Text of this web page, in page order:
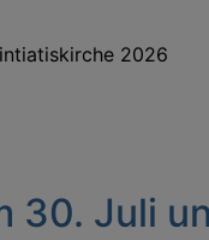
2026
30. Juli